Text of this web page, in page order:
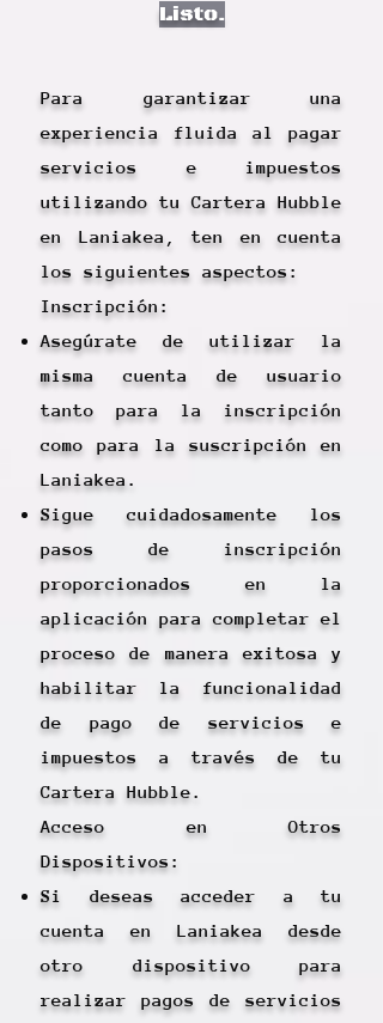
Listo.
Para garantizar una
experiencia fluida al pagar
servicios e impuestos
utilizando tu Cartera Hubble
en Laniakea, ten en cuenta
los siguientes aspectos:
Inscripción:
Asegúrate de utilizar la
misma cuenta de usuario
tanto para la inscripción
como para la suscripción en
Laniakea.
Sigue cuidadosamente los
pasos de inscripción
proporcionados en la
aplicación para completar el
proceso de manera exitosa y
habilitar la funcionalidad
de pago de servicios e
impuestos a través de tu
Cartera Hubble.
Acceso en Otros
Dispositivos:
Si deseas acceder a tu
cuenta en Laniakea desde
otro dispositivo para
realizar pagos de servicios